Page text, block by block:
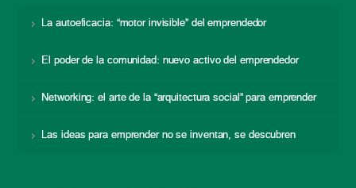
La autoeficacia: “motor invisible” del emprendedor
El poder de la comunidad: nuevo activo del emprendedor
Networking: el arte de la “arquitectura social” para emprender
Las ideas para emprender no se inventan, se descubren